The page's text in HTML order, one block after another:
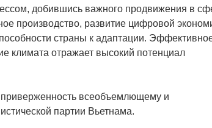
добившись важного продвижения в
производство, развитие цифровой
страны к адаптации.
климата отражает высокий потенциал
приверженность всеобъемлющему и
партии Вьетнама.